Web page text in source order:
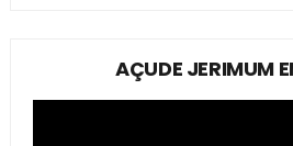
AÇUDE JERIMUM